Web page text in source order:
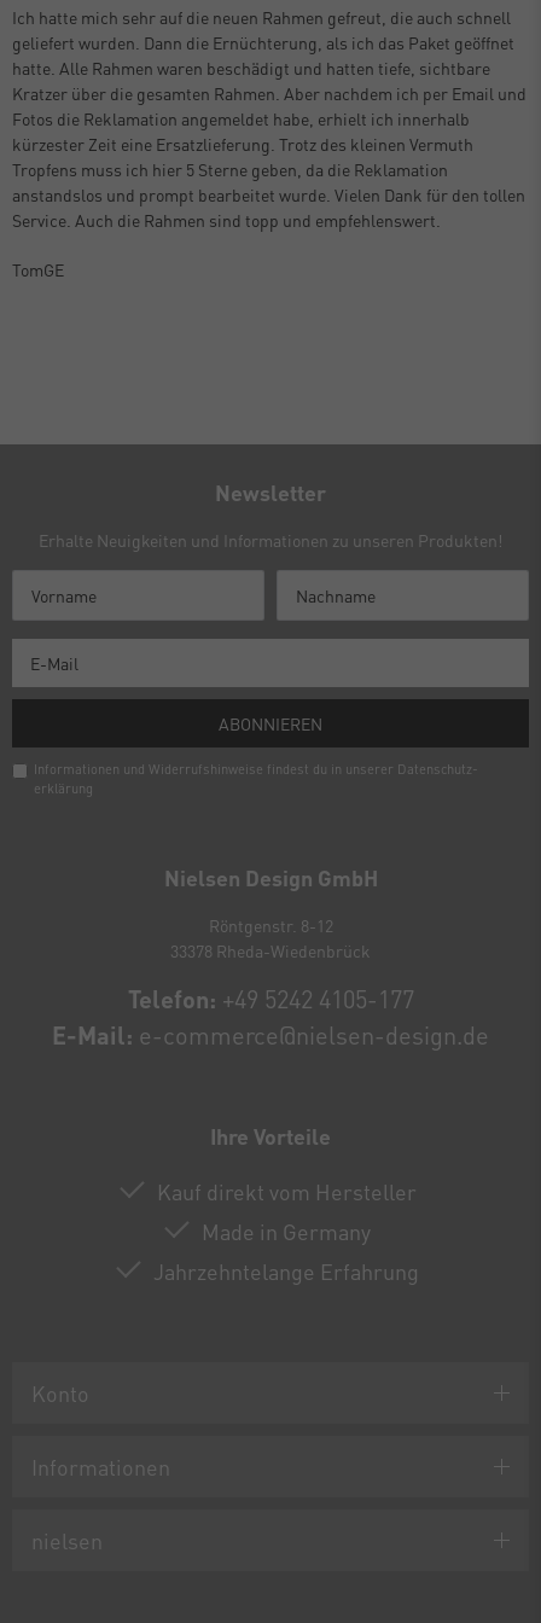
Ich hatte mich sehr auf die neuen Rahmen gefreut, die auch schnell
geliefert wurden. Dann die Ernüchterung, als ich das Paket geöffnet
hatte. Alle Rahmen waren beschädigt und hatten tiefe, sichtbare
Kratzer über die gesamten Rahmen. Aber nachdem ich per Email und
Fotos die Reklamation angemeldet habe, erhielt ich innerhalb
kürzester Zeit eine Ersatzlieferung. Trotz des kleinen Vermuth
Tropfens muss ich hier 5 Sterne geben, da die Reklamation
anstandslos und prompt bearbeitet wurde. Vielen Dank für den tollen
Service. Auch die Rahmen sind topp und empfehlenswert.
TomGE
Nielsen Design GmbH
Röntgenstr. 8-12
33378 Rheda-Wiedenbrück
Telefon: +49 5242 4105-177
E-Mail: e-commerce@nielsen-design.de
Ihre Vorteile
Kauf direkt vom Hersteller
Made in Germany
Jahrzehntelange Erfahrung
Konto
Informationen
nielsen
Newsletter
Erhalte Neuigkeiten und Informationen zu unseren Produkten!
ABONNIEREN
Informationen und Widerrufshinweise findest du in unserer Daten­schutz­
erklärung